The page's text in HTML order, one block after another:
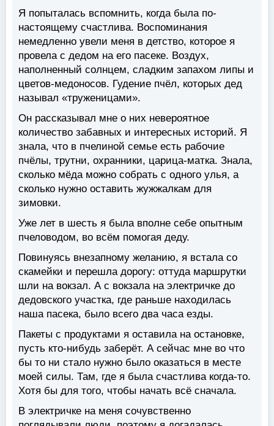
Я попыталась вспомнить, когда была по-
настоящему счастлива. Воспоминания
немедленно увели меня в детство, которое я
провела с дедом на его пасеке. Воздух,
наполненный солнцем, сладким запахом липы и
цветов-медоносов. Гудение пчёл, которых дед
называл «труженицами».
Он рассказывал мне о них невероятное
количество забавных и интересных историй. Я
знала, что в пчелиной семье есть рабочие
пчёлы, трутни, охранники, царица-матка. Знала,
сколько мёда можно собрать с одного улья, а
сколько нужно оставить жужжалкам для
зимовки.
Уже лет в шесть я была вполне себе опытным
пчеловодом, во всём помогая деду.
Повинуясь внезапному желанию, я встала со
скамейки и перешла дорогу: оттуда маршрутки
шли на вокзал. А с вокзала на электричке до
дедовского участка, где раньше находилась
наша пасека, было всего два часа езды.
Пакеты с продуктами я оставила на остановке,
пусть кто-нибудь заберёт. А сейчас мне во что
бы то ни стало нужно было оказаться в месте
моей силы. Там, где я была счастлива когда-то.
Хотя бы для того, чтобы начать всё сначала.
В электричке на меня сочувственно